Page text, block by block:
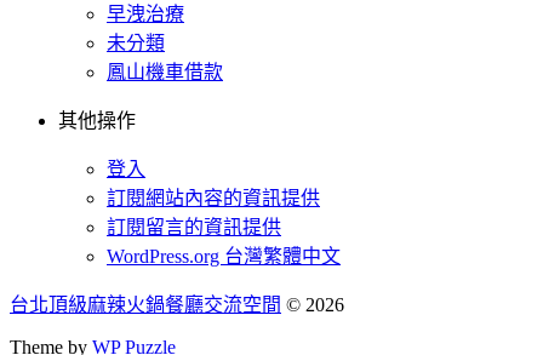
早洩治療
未分類
鳳山機車借款
其他操作
登入
訂閱網站內容的資訊提供
訂閱留言的資訊提供
WordPress.org 台灣繁體中文
台北頂級麻辣火鍋餐廳交流空間 © 2026
Theme by WP Puzzle